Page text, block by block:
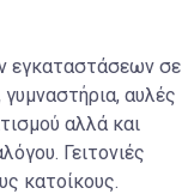
εγκαταστάσεων σε
αυλές
αλλά και
Γειτονιές
κατοίκους.